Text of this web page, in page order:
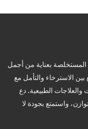
المستخلصة بعناية من أجمل
الاسترخاء والتأمل مع
والعلاجات الطبيعية. دع
واستمتع بجودة لا